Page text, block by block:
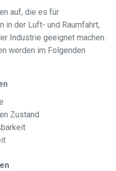
auf, die es für
in der Luft- und Raumfahrt,
Industrie geeignet machen.
werden im Folgenden
Zustand